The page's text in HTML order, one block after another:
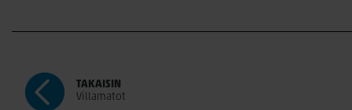
TAKAISIN
Villamatot